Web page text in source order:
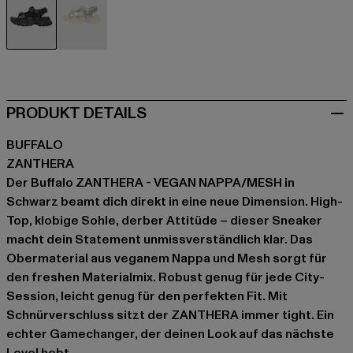
PRODUKT DETAILS
BUFFALO
ZANTHERA
Der Buffalo ZANTHERA - VEGAN NAPPA/MESH in
Schwarz beamt dich direkt in eine neue Dimension. High-
Top, klobige Sohle, derber Attitüde – dieser Sneaker
macht dein Statement unmissverständlich klar. Das
Obermaterial aus veganem Nappa und Mesh sorgt für
den freshen Materialmix. Robust genug für jede City-
Session, leicht genug für den perfekten Fit. Mit
Schnürverschluss sitzt der ZANTHERA immer tight. Ein
echter Gamechanger, der deinen Look auf das nächste